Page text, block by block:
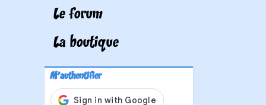
Le forum
La boutique
M'authentifier